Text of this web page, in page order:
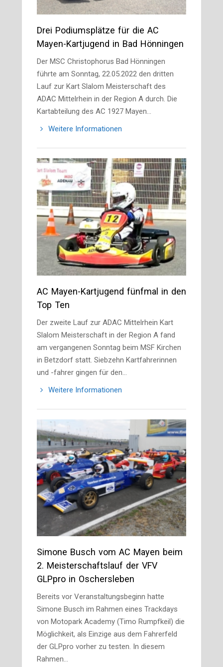
Drei Podiumsplätze für die AC
Mayen-Kartjugend in Bad Hönningen
Der MSC Christophorus Bad Hönningen
führte am Sonntag, 22.05.2022 den dritten
Lauf zur Kart Slalom Meisterschaft des
ADAC Mittelrhein in der Region A durch. Die
Kartabteilung des AC 1927 Mayen…
Weitere Informationen
AC Mayen-Kartjugend fünfmal in den
Top Ten
Der zweite Lauf zur ADAC Mittelrhein Kart
Slalom Meisterschaft in der Region A fand
am vergangenen Sonntag beim MSF Kirchen
in Betzdorf statt. Siebzehn Kartfahrerinnen
und -fahrer gingen für den…
Weitere Informationen
Simone Busch vom AC Mayen beim
2. Meisterschaftslauf der VFV
GLPpro in Oschersleben
Bereits vor Veranstaltungsbeginn hatte
Simone Busch im Rahmen eines Trackdays
von Motopark Academy (Timo Rumpfkeil) die
Möglichkeit, als Einzige aus dem Fahrerfeld
der GLPpro vorher zu testen. In diesem
Rahmen…